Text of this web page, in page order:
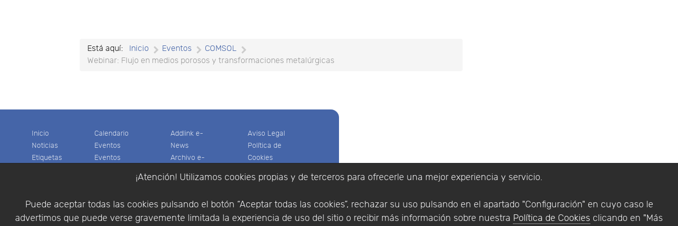
¡Atención! Utilizamos cookies propias y de terceros para ofrecerle una mejor experiencia y servicio.
Puede aceptar todas las cookies pulsando el botón “Aceptar todas las cookies”, rechazar su uso pulsando en el apartado "Configuración" en cuyo caso le
advertimos que puede verse gravemente limitada la experiencia de uso del sitio o recibir más información sobre nuestra Política de Cookies clicando en "Más
Está aquí: Inicio Eventos
COMSOL
Webinar: Flujo en medios porosos y transformaciones metalúrgicas
Inicio
Noticias
Etiquetas
Cesta
Calendario
Eventos
Eventos
Colaboradores
Descargas
Videos
Addlink e-
News
Archivo e-
Software
Multifisica.com
Síganos
Aviso Legal
Política de
Cookies
Privacidad
de compra
Identificarse
|Política de Cookies
© Copyright 1994 - 2026. Addlink Software